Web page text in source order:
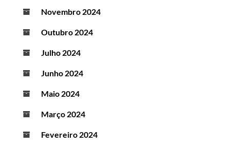
Novembro 2024
Outubro 2024
Julho 2024
Junho 2024
Maio 2024
Março 2024
Fevereiro 2024